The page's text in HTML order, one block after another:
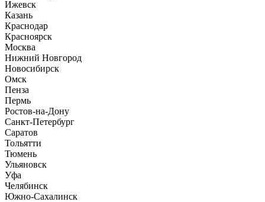
Ижевск
Казань
Краснодар
Красноярск
Москва
Нижний Новгород
Новосибирск
Омск
Пенза
Пермь
Ростов-на-Дону
Санкт-Петербург
Саратов
Тольятти
Тюмень
Ульяновск
Уфа
Челябинск
Южно-Сахалинск